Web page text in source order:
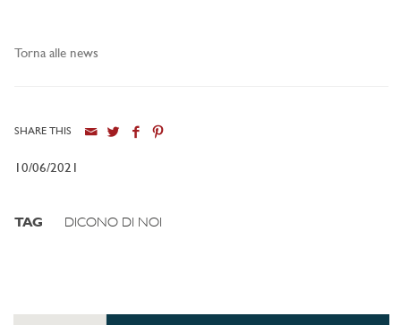
Torna alle news
SHARE THIS
10/06/2021
TAG DICONO DI NOI